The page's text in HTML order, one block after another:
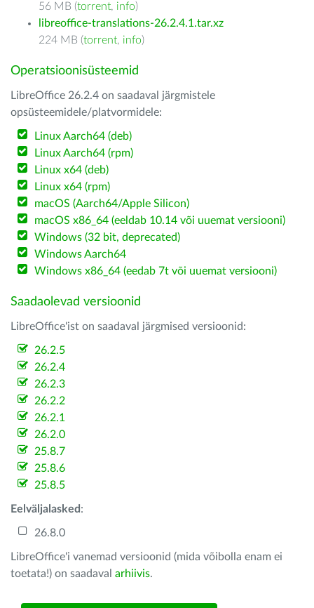
56 MB (torrent, info)
libreoffice-translations-26.2.4.1.tar.xz
224 MB (torrent, info)
Operatsioonisüsteemid
LibreOffice 26.2.4 on saadaval järgmistele
opsüsteemidele/platvormidele:
Linux Aarch64 (deb)
Linux Aarch64 (rpm)
Linux x64 (deb)
Linux x64 (rpm)
macOS (Aarch64/Apple Silicon)
macOS x86_64 (eeldab 10.14 või uuemat versiooni)
Windows (32 bit, deprecated)
Windows Aarch64
Windows x86_64 (eedab 7t või uuemat versiooni)
Saadaolevad versioonid
LibreOffice'ist on saadaval järgmised versioonid:
26.2.5
26.2.4
26.2.3
26.2.2
26.2.1
26.2.0
25.8.7
25.8.6
25.8.5
Eelväljalasked :
26.8.0
LibreOffice'i vanemad versioonid (mida võibolla enam ei
toetata!) on saadaval arhiivis.